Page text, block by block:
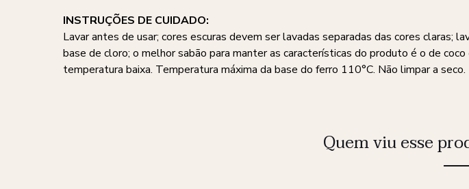
INSTRUÇÕES DE CUIDADO:
Lavar antes de usar; cores escuras devem ser lavadas separadas das cores claras;
base de cloro; o melhor sabão para manter as características do produto é o de
temperatura baixa. Temperatura máxima da base do ferro 110°C. Não limpar a seco.
Quem viu esse